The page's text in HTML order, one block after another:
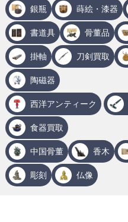
銀瓶 蒔絵・漆器
書道具 骨董品
掛軸 刀剣買取
陶磁器
西洋アンティーク
食器買取
中国骨董 香木
彫刻 仏像